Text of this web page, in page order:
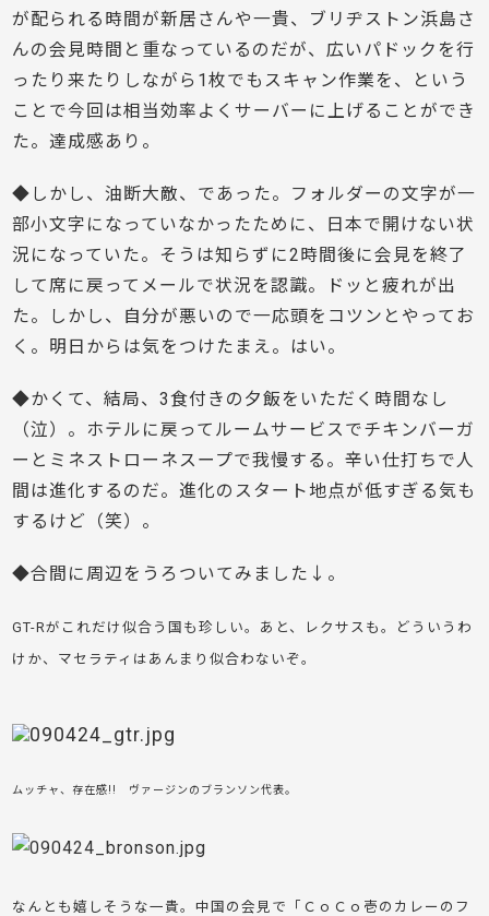
が配られる時間が新居さんや一貴、ブリヂストン浜島さ
んの会見時間と重なっているのだが、広いパドックを行
ったり来たりしながら1枚でもスキャン作業を、という
ことで今回は相当効率よくサーバーに上げることができ
た。達成感あり。
◆しかし、油断大敵、であった。フォルダーの文字が一
部小文字になっていなかったために、日本で開けない状
況になっていた。そうは知らずに2時間後に会見を終了
して席に戻ってメールで状況を認識。ドッと疲れが出
た。しかし、自分が悪いので一応頭をコツンとやってお
く。明日からは気をつけたまえ。はい。
◆かくて、結局、3食付きの夕飯をいただく時間なし
（泣）。ホテルに戻ってルームサービスでチキンバーガ
ーとミネストローネスープで我慢する。辛い仕打ちで人
間は進化するのだ。進化のスタート地点が低すぎる気も
するけど（笑）。
◆合間に周辺をうろついてみました↓。
GT-Rがこれだけ似合う国も珍しい。あと、レクサスも。どういうわ
けか、マセラティはあんまり似合わないぞ。
ムッチャ、存在感!! ヴァージンのブランソン代表。
なんとも嬉しそうな一貴。中国の会見で「ＣｏＣｏ壱のカレーのフ